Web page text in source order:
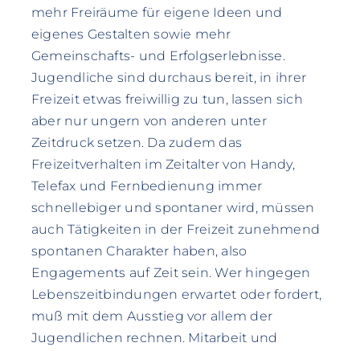
mehr Freiräume für eigene Ideen und
eigenes Gestalten sowie mehr
Gemeinschafts- und Erfolgserlebnisse.
Jugendliche sind durchaus bereit, in ihrer
Freizeit etwas freiwillig zu tun, lassen sich
aber nur ungern von anderen unter
Zeitdruck setzen. Da zudem das
Freizeitverhalten im Zeitalter von Handy,
Telefax und Fernbedienung immer
schnellebiger und spontaner wird, müssen
auch Tätigkeiten in der Freizeit zunehmend
spontanen Charakter haben, also
Engagements auf Zeit sein. Wer hingegen
Lebenszeitbindungen erwartet oder fordert,
muß mit dem Ausstieg vor allem der
Jugendlichen rechnen. Mitarbeit und